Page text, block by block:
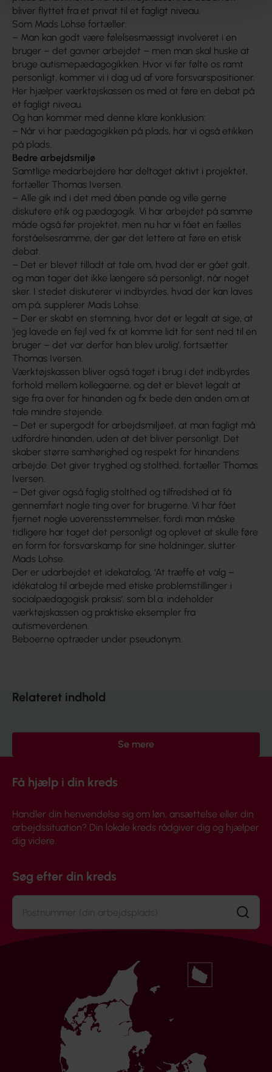
bliver flyttet fra et privat til et fagligt niveau.
Som Mads Lohse fortæller:
– Man kan godt være følelsesmæssigt involveret i en
bruger – det gavner arbejdet – men man skal huske at
bruge autismepædagogikken. Hvor vi før følte os ramt
personligt, kommer vi i dag ud af vore forsvarspositioner.
Her hjælper værktøjskassen os med at føre en debat på
et fagligt niveau.
Og han kommer med denne klare konklusion:
– Når vi har pædagogikken på plads, har vi også etikken
på plads.
Bedre arbejdsmiljø
Samtlige medarbejdere har deltaget aktivt i projektet,
fortæller Thomas Iversen.
– Alle gik ind i det med åben pande og ville gerne
diskutere etik og pædagogik. Vi har arbejdet på samme
måde også før projektet, men nu har vi fået en fælles
forståelsesramme, der gør det lettere at føre en etisk
debat.
– Det er blevet tilladt at tale om, hvad der er gået galt,
og man tager det ikke længere så personligt, når noget
sker. I stedet diskuterer vi indbyrdes, hvad der kan laves
om på, supplerer Mads Lohse.
– Der er skabt en stemning, hvor det er legalt at sige, at
‘jeg lavede en fejl ved fx at komme lidt for sent ned til en
bruger – det var derfor han blev urolig’, fortsætter
Thomas Iversen.
Værktøjskassen bliver også taget i brug i det indbyrdes
forhold mellem kollegaerne, og det er blevet legalt at
sige fra over for hinanden og fx bede den anden om at
tale mindre støjende.
– Det er supergodt for arbejdsmiljøet, at man fagligt må
udfordre hinanden, uden at det bliver personligt. Det
skaber større samhørighed og respekt for hinandens
arbejde. Det giver tryghed og stolthed, fortæller Thomas
Iversen.
– Det giver også faglig stolthed og tilfredshed at få
gennemført nogle ting over for brugerne. Vi har fået
fjernet nogle uoverensstemmelser, fordi man måske
tidligere har taget det personligt og oplevet at skulle føre
en form for forsvarskamp for sine holdninger, slutter
Mads Lohse.
Der er udarbejdet et idekatalog, ‘At træffe et valg –
idékatalog til arbejde med etiske problemstillinger i
socialpædagogisk praksis’, som bl.a. indeholder
værktøjskassen og praktiske eksempler fra
autismeverdenen.
Beboerne optræder under pseudonym.
Relateret indhold
Se mere
Få hjælp i din kreds
Handler din henvendelse sig om løn, ansættelse eller din
arbejdssituation? Din lokale kreds rådgiver dig og hjælper
dig videre.
Søg efter din kreds
Søg